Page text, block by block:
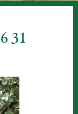
31